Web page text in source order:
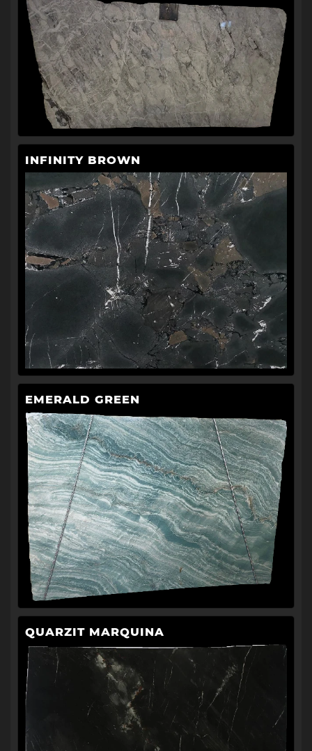
INFINITY BROWN
EMERALD GREEN
QUARZIT MARQUINA